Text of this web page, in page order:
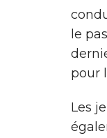
le
pour
Les